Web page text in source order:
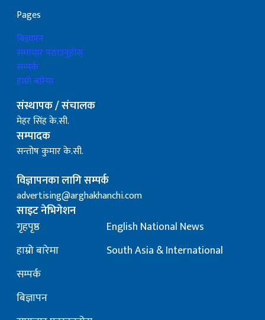
Pages
बिज्ञापन
समाचार पठाउनुहोस्
सम्पर्क
हाम्रो बारेमा
संस्थापक / संचालक
मेहर सिंह के.सी.
सम्पादक
सन्तोष कुमार के.सी.
विज्ञापनका लागि सम्पर्क
advertising@arghakhanchi.com
साइट नेभिगेशन
गृहपृष्ठ
हाम्रो बारेमा
सम्पर्क
बिज्ञापन
English National News
South Asia & International